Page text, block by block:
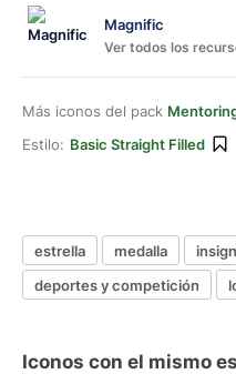
Magnific
Ver todos los
Más iconos del pack
Estilo: Basic Straight Filled
estrella medalla
deportes y competición
Iconos con el mismo